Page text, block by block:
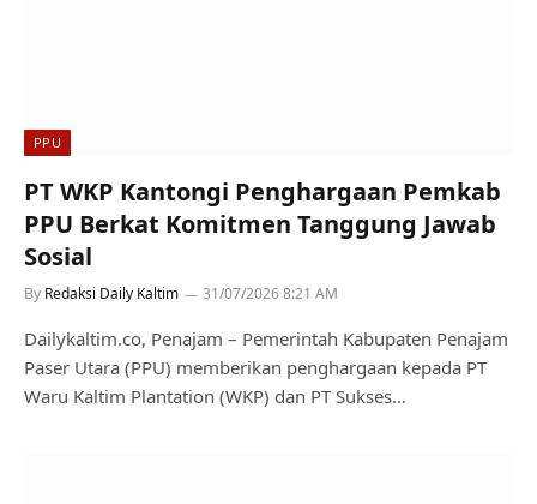
PPU
PT WKP Kantongi Penghargaan Pemkab
PPU Berkat Komitmen Tanggung Jawab
Sosial
By Redaksi Daily Kaltim 31/07/2026 8:21 AM
Dailykaltim.co, Penajam – Pemerintah Kabupaten Penajam
Paser Utara (PPU) memberikan penghargaan kepada PT
Waru Kaltim Plantation (WKP) dan PT Sukses…